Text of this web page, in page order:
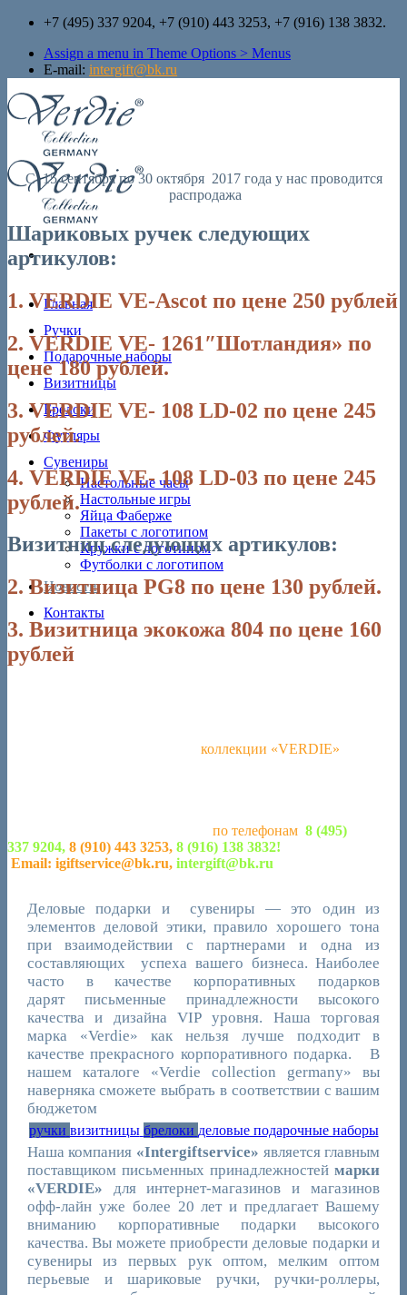
Skip
content
+7 (495) 337 9204, +7 (910) 443 3253, +7 (916) 138 3832.
Assign a menu in Theme Options > Menus
E-mail: intergift@bk.ru
Главная
Ручки
Подарочные наборы
Визитницы
Брелоки
Футляры
Сувениры
Настольные часы
Настольные игры
Яйца Фаберже
Пакеты с логотипом
Кружки с логотипом
Футболки с логотипом
Новости
Контакты
С 15 сентября по 30 октября 2017 года у нас проводится
распродажа
Шариковых ручек следующих
артикулов:
1. VERDIE VE-Ascot по цене 250 рублей
2. VERDIE VE- 1261″Шотландия» по
цене 180 рублей.
3. VERDIE VE- 108 LD-02 по цене 245
рублей.
4. VERDIE VE- 108 LD-03 по цене 245
рублей.
Визитниц следующих артикулов:
2. Визитница PG8 по цене 130 рублей.
3. Визитница экокожа 804 по цене 160
рублей
коллекции «VERDIE»
по телефонам 8 (495)
337 9204, 8 (910) 443 3253, 8 (916) 138 3832!
Email: igiftservice@bk.ru, intergift@bk.ru
Деловые подарки и сувениры — это один из
элементов деловой этики, правило хорошего тона
при взаимодействии с партнерами и одна из
составляющих успеха вашего бизнеса. Наиболее
часто в качестве корпоративных подарков
дарят письменные принадлежности высокого
качества и дизайна VIP уровня. Наша торговая
марка «Verdie» как нельзя лучше подходит в
качестве прекрасного корпоративного подарка. В
нашем каталоге «Verdie collection germany» вы
наверняка сможете выбрать в соответствии с вашим
бюджетом
ручки визитницы брелоки деловые подарочные наборы
Наша компания «Intergiftservice» является главным
поставщиком письменных принадлежностеймарки
«VERDIE» для интернет-магазинов и магазинов
офф-лайн уже более 20 лет и предлагает Вашему
вниманию корпоративные подарки высокого
качества. Вы можете приобрести деловые подарки и
сувениры из первых рук оптом, мелким оптом
перьевые и шариковые ручки, ручки-роллеры,